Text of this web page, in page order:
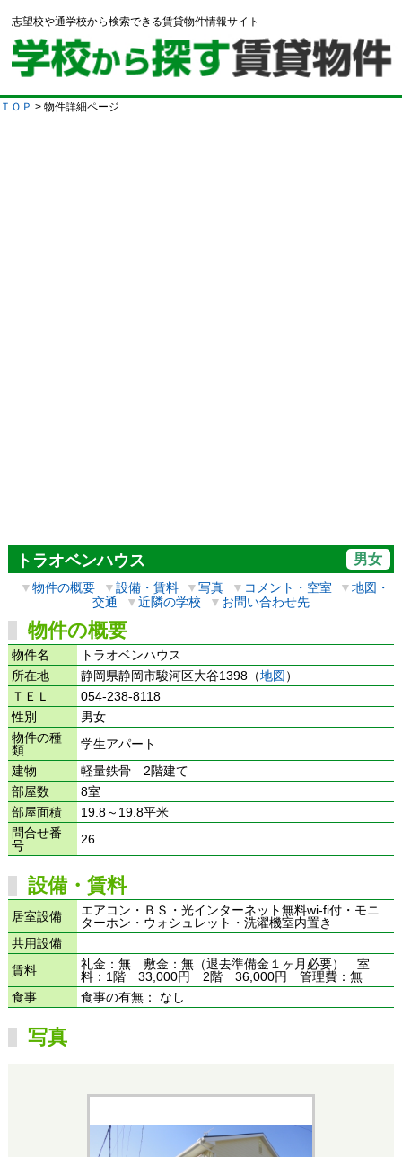
志望校や通学校から検索できる賃貸物件情報サイト
ＴＯＰ > 物件詳細ページ
トラオベンハウス 男女
▼物件の概要 ▼設備・賃料 ▼写真 ▼ コメント・空室 ▼地図・
交通
▼近隣の学校 ▼ お問い合わせ先
物件の概要
物件名
トラオベンハウス
所在地
静岡県静岡市駿河区大谷1398（地図 ）
ＴＥＬ
054-238-8118
性別
男女
物件の種
類
学生アパート
建物
軽量鉄骨 2階建て
部屋数
8室
部屋面積
19.8～19.8平米
問合せ番
号
26
設備・賃料
居室設備
エアコン・ＢＳ・光インターネット無料wi-fi付・モニ
ターホン・ウォシュレット・洗濯機室内置き
共用設備
賃料
礼金：無 敷金：無（退去準備金１ヶ月必要） 室
料：1階 33,000円 2階 36,000円 管理費：無
食事
食事の有無： なし
写真